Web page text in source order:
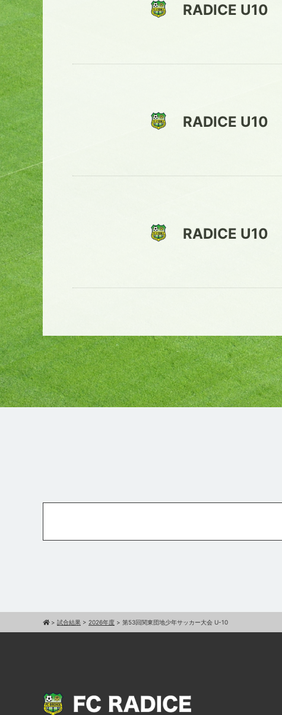
RADICE U10
RADICE U10
RADICE U10
> 試合結果 > 2026年度 > 第53回関東団地少年サッカー大会 U-10